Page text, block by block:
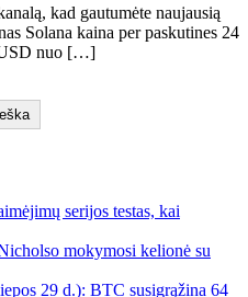
kad gautumėte naujausią
Solana kaina per paskutines 24
USD nuo […]
serijos testas, kai
mokymosi kelionė su
29 d.): BTC susigrąžina 64